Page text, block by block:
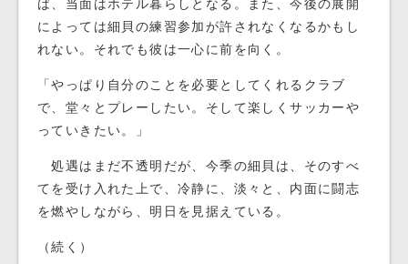
ば、当面はホテル暮らしとなる。また、今後の展開
によっては細貝の練習参加が許されなくなるかもし
れない。それでも彼は一心に前を向く。
「やっぱり自分のことを必要としてくれるクラブ
で、堂々とプレーしたい。そして楽しくサッカーや
っていきたい。」
処遇はまだ不透明だが、今季の細貝は、そのすべ
てを受け入れた上で、冷静に、淡々と、内面に闘志
を燃やしながら、明日を見据えている。
（続く）